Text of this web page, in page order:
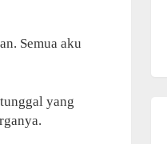
Semua aku
yang